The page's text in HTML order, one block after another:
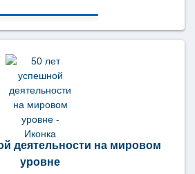
деятельности на мировом
уровне